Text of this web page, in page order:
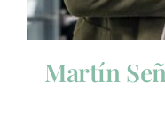
Martín